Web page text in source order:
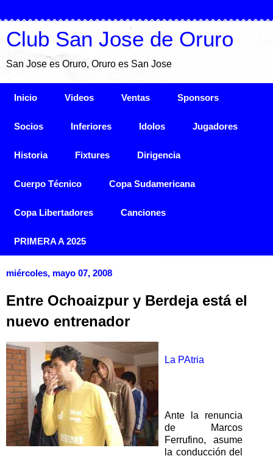
Club San Jose de Oruro
San Jose es Oruro, Oruro es San Jose
Inicio Videos Ventas Sponsors
Socios Inferiores Idolos Jugadores
Historia Fixtures Dirigencia
Cuerpo Técnico Copa Sudamericana
Copa Libertadores Canciones
PRIMERA A 2025
miércoles, mayo 07, 2008
Entre Ochoaizpur y Berdeja está el
nuevo entrenador
La PAtria
Ante la renuncia
de Marcos
Ferrufino, asume
la conducción del